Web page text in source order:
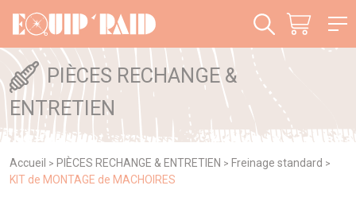
PIÈCES RECHANGE &
ENTRETIEN
Accueil > PIÈCES RECHANGE & ENTRETIEN > Freinage standard >
KIT de MONTAGE de MACHOIRES
Panneau de gestion des cookies